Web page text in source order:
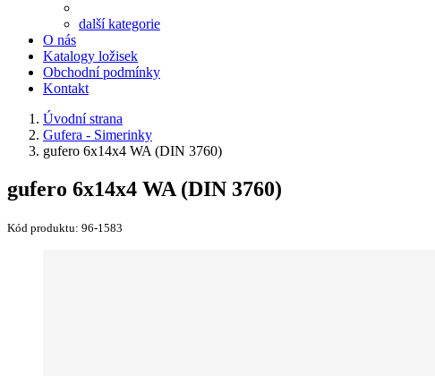
další kategorie
O nás
Katalogy ložisek
Obchodní podmínky
Kontakt
Úvodní strana
Gufera - Simerinky
gufero 6x14x4 WA (DIN 3760)
gufero 6x14x4 WA (DIN 3760)
Kód produktu: 96-1583